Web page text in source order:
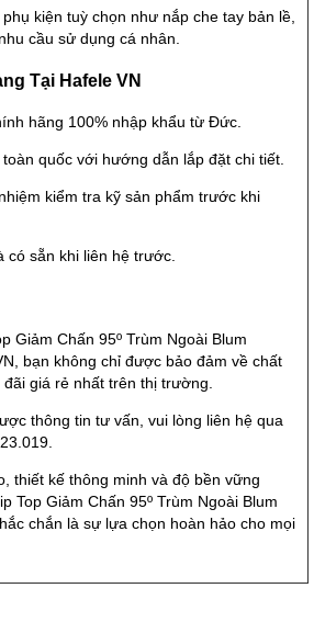
kiện tuỳ chọn như nắp che tay bản lề,
cầu sử dụng cá nhân.
Tại Hafele VN
hãng 100% nhập khẩu từ Đức.
quốc với hướng dẫn lắp đặt chi tiết.
kiểm tra kỹ sản phẩm trước khi
có sẵn khi liên hệ trước.
Giảm Chấn 95º Trùm Ngoài Blum
bạn không chỉ được bảo đảm về chất
giá rẻ nhất trên thị trường.
thông tin tư vấn, vui lòng liên hệ qua
thiết kế thông minh và độ bền vững
Top Giảm Chấn 95º Trùm Ngoài Blum
chắn là sự lựa chọn hoàn hảo cho mọi